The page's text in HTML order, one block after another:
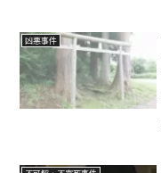
凶悪事件